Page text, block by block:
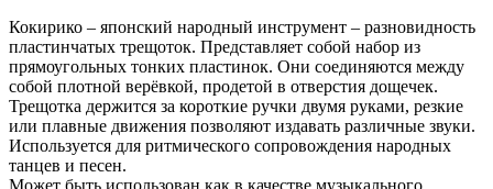
Кокирико – японский народный инструмент – разновидность
пластинчатых трещоток. Представляет собой набор из
прямоугольных тонких пластинок. Они соединяются между
собой плотной верёвкой, продетой в отверстия дощечек.
Трещотка держится за короткие ручки двумя руками, резкие
или плавные движения позволяют издавать различные звуки.
Используется для ритмического сопровождения народных
танцев и песен.
Может быть использован как в качестве музыкального